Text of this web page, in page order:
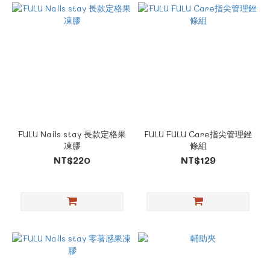
FULU Nails stay 長款定格果
凍膠
NT$220
FULU FULU Care指尖管理銼
條組
NT$129